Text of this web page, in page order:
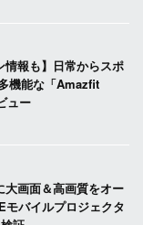
情報も】日常からスポ
機能な「Amazfit
ュー
大画面＆高画質をオー
モバイルプロジェクタ